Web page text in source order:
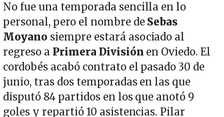
No fue una temporada sencilla en lo
personal, pero el nombre deSebas
Moyano siempre estará asociado al
regreso a Primera División en Oviedo. El
cordobés acabó contrato el pasado 30 de
junio, tras dos temporadas en las que
disputó 84 partidos en los que anotó 9
goles y repartió 10 asistencias. Pilar